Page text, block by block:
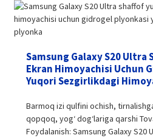
Samsung Galaxy S20 Ultra
Ekran Himoyachisi Uchun
Yuqori Sezgirlikdagi
Barmoq izi qulfini ochish,
qopqoq, yogʻ dogʻlariga qarshi
Foydalanish: Samsung Galaxy S20